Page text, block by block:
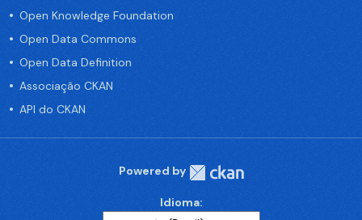
Open Knowledge Foundation
Open Data Commons
Open Data Definition
Associação CKAN
API do CKAN
Powered by
Idioma